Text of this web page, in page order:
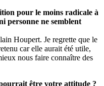
pour le moins radicale à
personne ne semblent
Houpert. Je regrette que le
car elle aurait été utile,
nous faire connaître des
être votre attitude ?